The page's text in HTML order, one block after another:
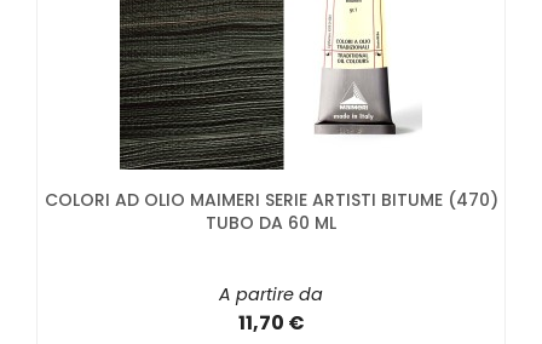
COLORI AD OLIO MAIMERI SERIE ARTISTI BITUME (470)
TUBO DA 60 ML
A partire da
11,70 €